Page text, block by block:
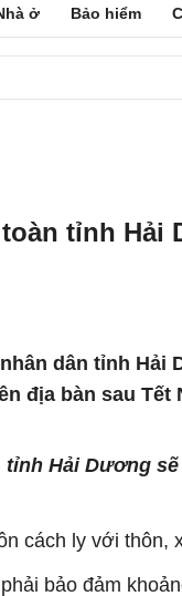
ở Bảo hiểm
toàn tỉnh
dân tỉnh
địa bàn sau Tết
tỉnh Hải Dương
cách ly với thôn,
bảo đảm